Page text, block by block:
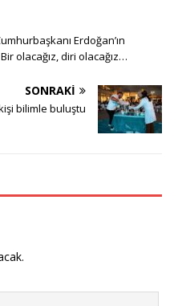
Erdoğan’ın
olacağız, diri olacağız…
SONRAKI
bilimle buluştu